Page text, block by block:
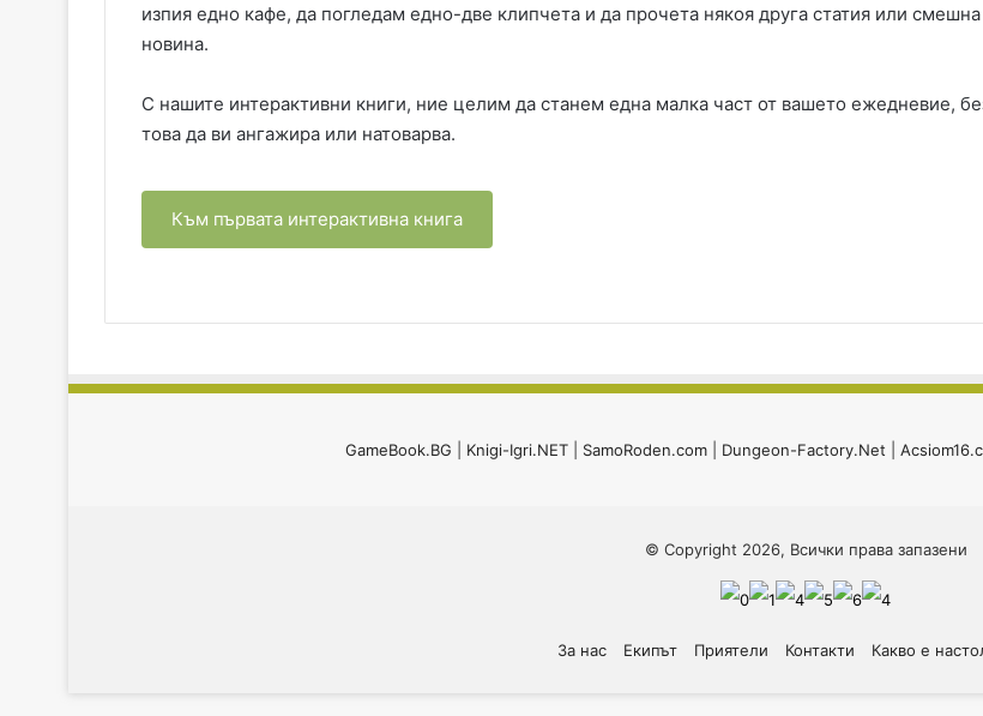
изпия едно кафе, да погледам едно-две клипчета и да прочета някоя друга статия или смешна
новина.
С нашите интерактивни книги, ние целим да станем една малка част от вашето ежедневие,
това да ви ангажира или натоварва.
Към първата интерактивна книга
GameBook.BG Knigi-Igri.NET| SamoRoden.com| Dungeon-Factory.Net
© Copyright 2026, Всички права запазени
За нас Екипът Приятели Контакти Какво е